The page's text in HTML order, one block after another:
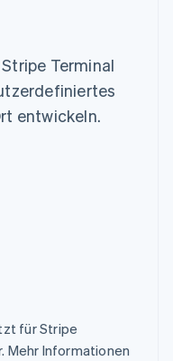
Terminal
entwickeln.
für Stripe
Mehr Informationen